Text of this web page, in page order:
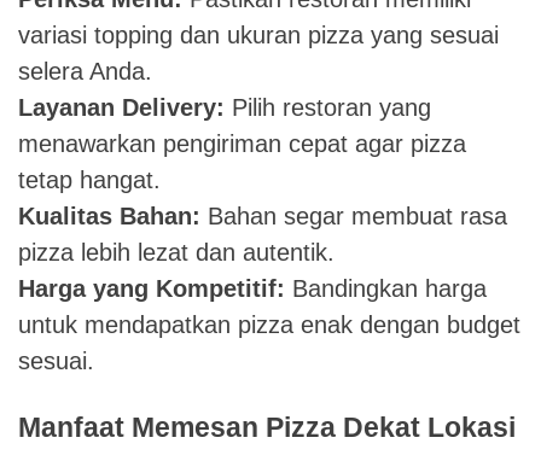
variasi topping dan ukuran pizza yang sesuai
selera Anda.
Layanan Delivery: Pilih restoran yang
menawarkan pengiriman cepat agar pizza
tetap hangat.
Kualitas Bahan: Bahan segar membuat rasa
pizza lebih lezat dan autentik.
Harga yang Kompetitif: Bandingkan harga
untuk mendapatkan pizza enak dengan budget
sesuai.
Manfaat Memesan Pizza Dekat Lokasi